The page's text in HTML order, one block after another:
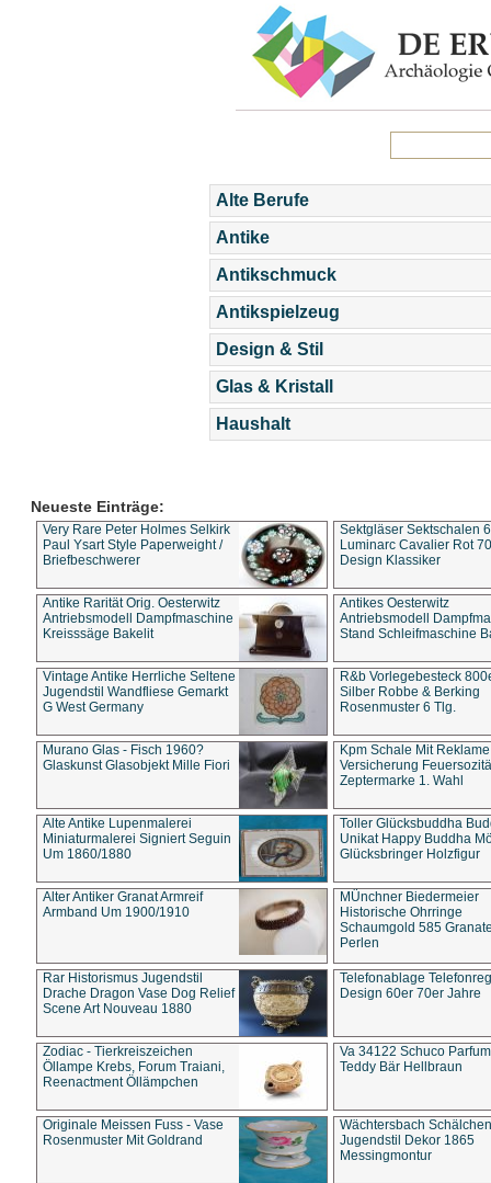
Alte Berufe
Antike
Antikschmuck
Antikspielzeug
Design & Stil
Glas & Kristall
Haushalt
Neueste Einträge:
Very Rare Peter Holmes Selkirk
Paul Ysart Style Paperweight /
Briefbeschwerer
Sektgläser Sektschalen
Luminarc Cavalier Rot
Design Klassiker
Antike Rarität Orig. Oesterwitz
Antriebsmodell Dampfmaschine
Kreisssäge Bakelit
Antikes Oesterwitz
Antriebsmodell
Stand Schleifmaschine
Vintage Antike Herrliche Seltene
Jugendstil Wandfliese Gemarkt
G West Germany
R&b Vorlegebesteck
Silber Robbe & Berking
Rosenmuster 6 Tlg.
Murano Glas - Fisch 1960?
Glaskunst Glasobjekt Mille Fiori
Kpm Schale Mit Reklame
Versicherung
Zeptermarke 1. Wahl
Alte Antike Lupenmalerei
Miniaturmalerei Signiert Seguin
Um 1860/1880
Toller Glücksbuddha
Unikat Happy Buddha
Glücksbringer Holzfigur
Alter Antiker Granat Armreif
Armband Um 1900/1910
MÜnchner Biedermeier
Historische Ohrringe
Schaumgold 585
Perlen
Rar Historismus Jugendstil
Drache Dragon Vase Dog Relief
Scene Art Nouveau 1880
Telefonablage
Design 60er 70er Jahre
Zodiac - Tierkreiszeichen
Öllampe Krebs, Forum Traiani,
Reenactment Öllämpchen
Va 34122 Schuco
Teddy Bär Hellbraun
Originale Meissen Fuss - Vase
Rosenmuster Mit Goldrand
Wächtersbach Schälchen
Jugendstil Dekor 1865
Messingmontur